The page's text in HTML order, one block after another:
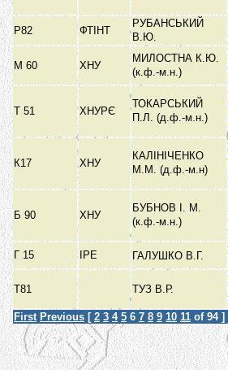
Р82
ФТІНТ
РУБАНСЬКИЙ
В.Ю.
М 60 ХНУ
МИЛОСТНА К.Ю.
(к.ф.-м.н.)
Т 51 ХНУРЄ
ТОКАРСЬКИЙ
П.Л. (д.ф.-м.н.)
К17 ХНУ
КАЛІНІЧЕНКО
М.М. (д.ф.-м.н)
Б 90 ХНУ
БУБНОВ І. М.
(к.ф.-м.н.)
Г 15
ІРЕ ГАЛУШКО В.Г.
Т81 ТУЗ В.Р.
First Previous [ 2 3 4 5 6 7 8 9 10 11 of 94 ]